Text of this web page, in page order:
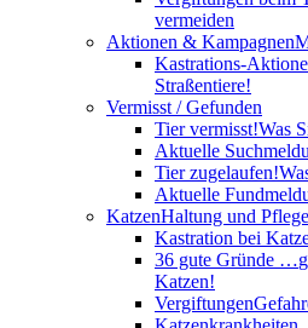
vermeiden
Aktionen & Kampagnen
Kastrations-
Straßentiere!
Vermisst / Gefunden
Tier vermisst!Was
Aktuelle
Tier zugelaufen!
Aktuelle
KatzenHaltung und Pflege
Kastration bei
36 gute Gründe …
Katzen!
Vergiftungen